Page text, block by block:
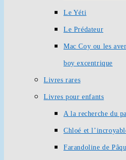
Le Yéti
Le Prédateur
Mac Coy ou les
boy excentrique
Livres rares
Livres pour enfants
A la recherche du
Chloé et
Farandoline de